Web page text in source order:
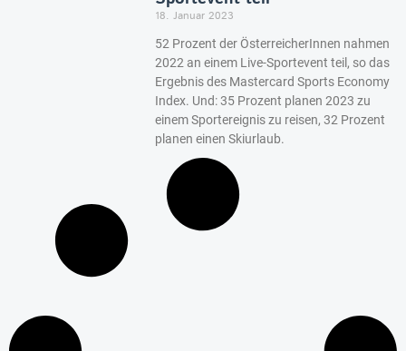
18. Januar 2023
52 Prozent der ÖsterreicherInnen nahmen
2022 an einem Live-Sportevent teil, so das
Ergebnis des Mastercard Sports Economy
Index. Und: 35 Prozent planen 2023 zu
einem Sportereignis zu reisen, 32 Prozent
planen einen Skiurlaub.